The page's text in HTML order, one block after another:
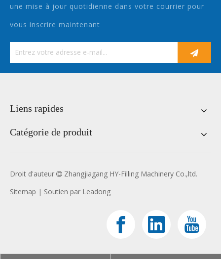
une mise à jour quotidienne dans votre courrier pour
vous inscrire maintenant
Liens rapides
Catégorie de produit
Droit d'auteur  Zhangjiagang HY-Filling Machinery Co.,ltd.
Sitemap | Soutien par Leadong